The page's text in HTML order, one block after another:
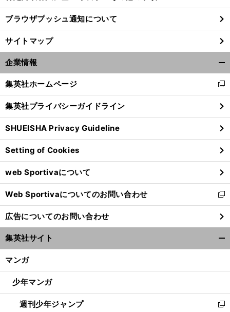
ブラウザプッシュ通知について
サイトマップ
企業情報
閉
る
集英社ホームページ
新
し
い
ウ
ィ
ン
ド
ウ
で
開
く
集英社プライバシーガイドライン
SHUEISHA Privacy Guideline
Setting of Cookies
web Sportivaについて
Web Sportivaについてのお問い合わせ
新
し
い
ウ
ィ
ン
ウ
開
く
広告についてのお問い合わせ
集英社サイト
マンガ
少年マンガ
週刊少年ジャンプ
新